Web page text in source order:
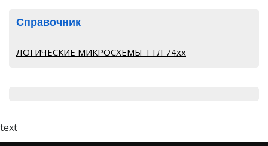
Справочник
ЛОГИЧЕСКИЕ МИКРОСХЕМЫ ТТЛ 74хх
text